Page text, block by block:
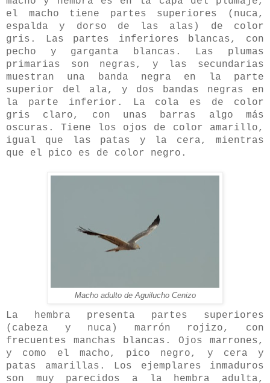
el macho tiene partes superiores (nuca,
espalda y dorso de las alas) de color
gris. Las partes inferiores blancas, con
pecho y garganta blancas. Las plumas
primarias son negras, y las secundarias
muestran una banda negra en la parte
superior del ala, y dos bandas negras en
la parte inferior. La cola es de color
gris claro, con unas barras algo más
oscuras. Tiene los ojos de color amarillo,
igual que las patas y la cera, mientras
que el pico es de color negro.
Macho adulto de Aguilucho Cenizo
La hembra presenta partes superiores
(cabeza y nuca) marrón rojizo, con
frecuentes manchas blancas. Ojos marrones,
y como el macho, pico negro, y cera y
patas amarillas. Los ejemplares inmaduros
son muy parecidos a la hembra adulta,